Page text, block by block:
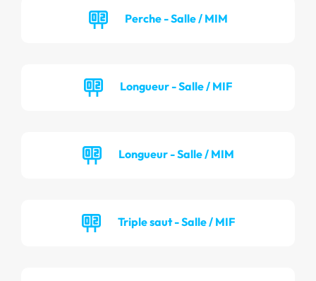
Perche - Salle / MIM
Longueur - Salle / MIF
Longueur - Salle / MIM
Triple saut - Salle / MIF